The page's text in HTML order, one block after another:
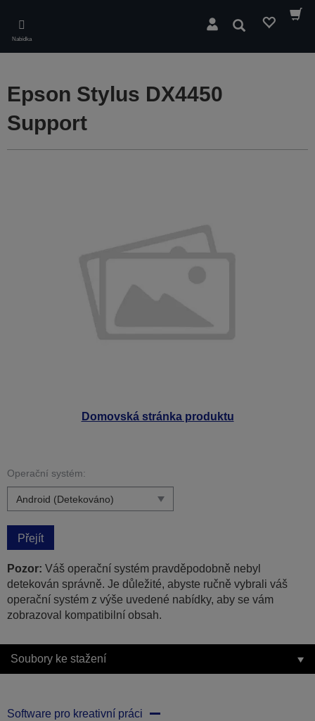
main
content
Nabídka
Hledat
Domovská stránka produktu
Epson Stylus DX4450
Support
Operační systém:
Přejít
Pozor: Váš operační systém pravděpodobně nebyl
detekován správně. Je důležité, abyste ručně vybrali váš
operační systém z výše uvedené nabídky, aby se vám
zobrazoval kompatibilní obsah.
Soubory ke stažení
Software pro kreativní práci